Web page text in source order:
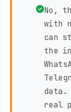
No,
with
can
the
real